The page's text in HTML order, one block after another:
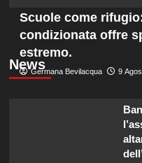
News
Scuole come
condizionata offre
estremo.
Germana Bevilacqua 9